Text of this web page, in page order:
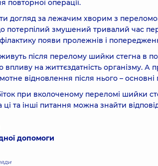
повторної операції.
догляд за лежачим хворим з
потерпілий змушений тривалий час
появи пролежнів і
живуть після перелому шийки стегна в
на життєздатність організму. А
відновлення після нього –
при вколоченому переломі шийки
ці та інші питання можна знайти
допомоги